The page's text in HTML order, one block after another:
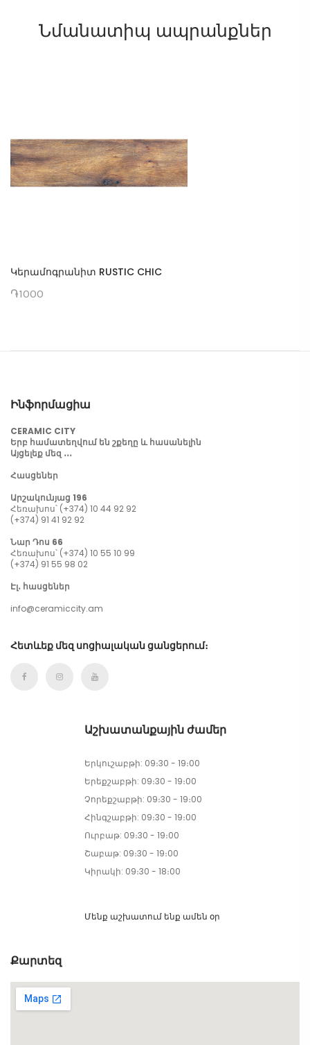
Նմանատիպ ապրանքներ
Կերամոգրանիտ RUSTIC CHIC
֏1000
Ինֆորմացիա
CERAMIC CITY
Երբ համատեղվում են շքեղը և հասանելին
Այցելեք մեզ ․․․
Հասցեներ
Արշակունյաց 196
Հեռախոս՝ (+374) 10 44 92 92
(+374) 91 41 92 92
Նար Դոս 66
Հեռախոս՝ (+374) 10 55 10 99
(+374) 91 55 98 02
Էլ․ հասցեներ
info@ceramiccity.am
Հետևեք մեզ սոցիալական ցանցերում։
Աշխատանքային ժամեր
Երկուշաբթի: 09։30 - 19։00
Երեքշաբթի: 09։30 - 19։00
Չորեքշաբթի: 09։30 - 19։00
Հինգշաբթի: 09։30 - 19։00
Ուրբաթ: 09։30 - 19։00
Շաբաթ: 09։30 - 19։00
Կիրակի: 09։30 - 18։00
Մենք աշխատում ենք ամեն օր
Քարտեզ